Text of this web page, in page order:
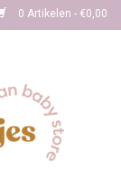
0 Artikelen - €0,00